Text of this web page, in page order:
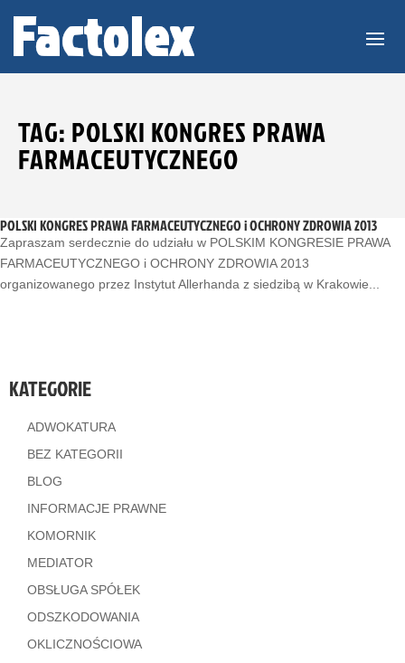
TAG: POLSKI KONGRES PRAWA
FARMACEUTYCZNEGO
POLSKI KONGRES PRAWA FARMACEUTYCZNEGO i OCHRONY ZDROWIA 2013
Zapraszam serdecznie do udziału w POLSKIM KONGRESIE PRAWA
FARMACEUTYCZNEGO i OCHRONY ZDROWIA 2013
organizowanego przez Instytut Allerhanda z siedzibą w Krakowie...
KATEGORIE
ADWOKATURA
BEZ KATEGORII
BLOG
INFORMACJE PRAWNE
KOMORNIK
MEDIATOR
OBSŁUGA SPÓŁEK
ODSZKODOWANIA
OKLICZNOŚCIOWA